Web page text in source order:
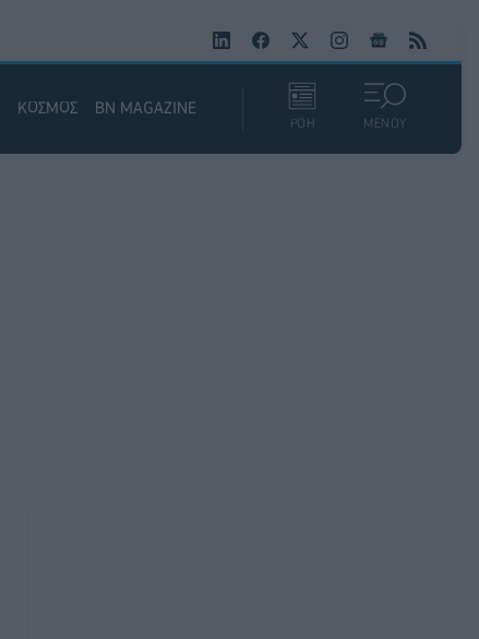
ΚΟΣΜΟΣ BN MAGAZINE
ΡΟΗ ΜΕΝΟΥ